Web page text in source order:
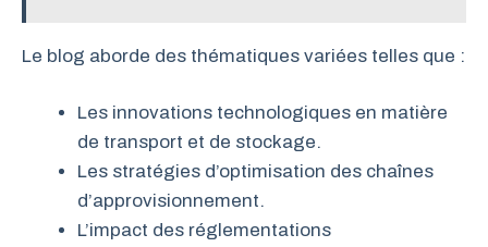
Le blog aborde des thématiques variées telles que :
Les innovations technologiques en matière
de transport et de stockage.
Les stratégies d’optimisation des chaînes
d’approvisionnement.
L’impact des réglementations